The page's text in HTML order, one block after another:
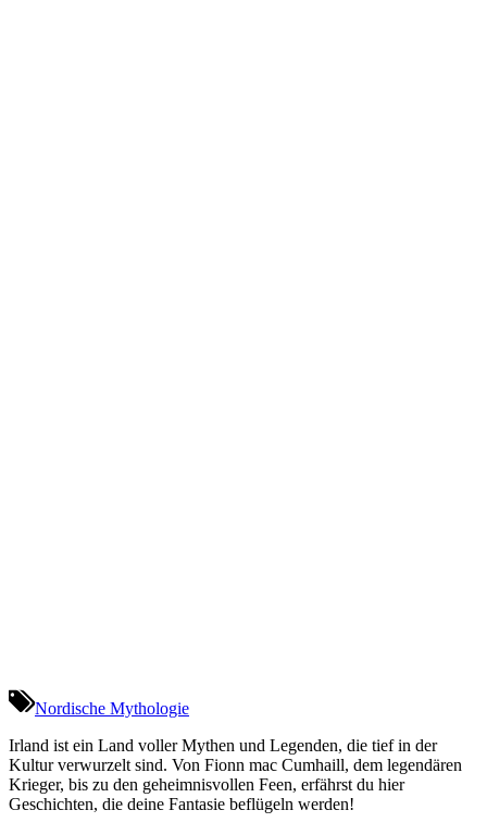
Nordische Mythologie
Irland ist ein Land voller Mythen und Legenden, die tief in der
Kultur verwurzelt sind. Von Fionn mac Cumhaill, dem legendären
Krieger, bis zu den geheimnisvollen Feen, erfährst du hier
Geschichten, die deine Fantasie beflügeln werden!